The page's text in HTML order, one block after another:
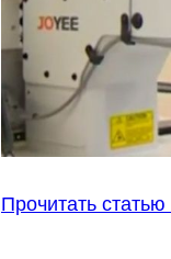
Прочитать статью